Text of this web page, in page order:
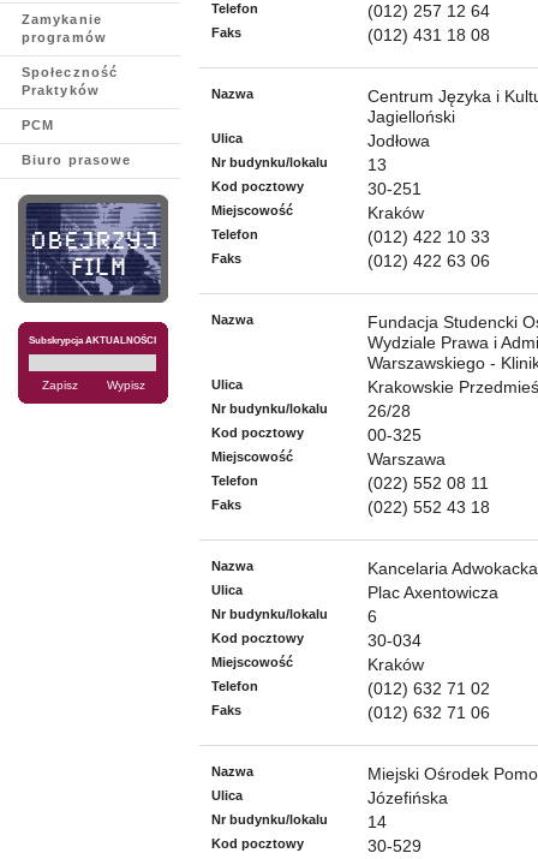
Zamykanie
programów
Społeczność
Praktyków
PCM
Biuro prasowe
Subskrypcja AKTUALNOŚCI
Telefon (012) 257 12 64
Faks (012) 431 18 08
Nazwa
Centrum Języka i
Jagielloński
Ulica Jodłowa
Nr budynku/lokalu 13
Kod pocztowy 30-251
Miejscowość Kraków
Telefon (012) 422 10 33
Faks (012) 422 63 06
Nazwa
Fundacja Studencki
Wydziale Prawa i
Warszawskiego -
Ulica Krakowskie
Nr budynku/lokalu 26/28
Kod pocztowy 00-325
Miejscowość Warszawa
Telefon (022) 552 08 11
Faks (022) 552 43 18
Nazwa Kancelaria
Ulica Plac Axentowicza
Nr budynku/lokalu 6
Kod pocztowy 30-034
Miejscowość Kraków
Telefon (012) 632 71 02
Faks (012) 632 71 06
Nazwa Miejski Ośrodek
Ulica Józefińska
Nr budynku/lokalu 14
Kod pocztowy 30-529